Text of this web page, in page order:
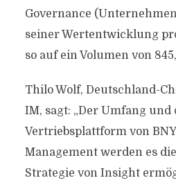
Governance
seiner Wertentwicklung
so auf ein Volumen von
Thilo Wolf, Deutschland-
IM, sagt: „Der Umfang
Vertriebsplattform von
Management werden es
Strategie von Insight